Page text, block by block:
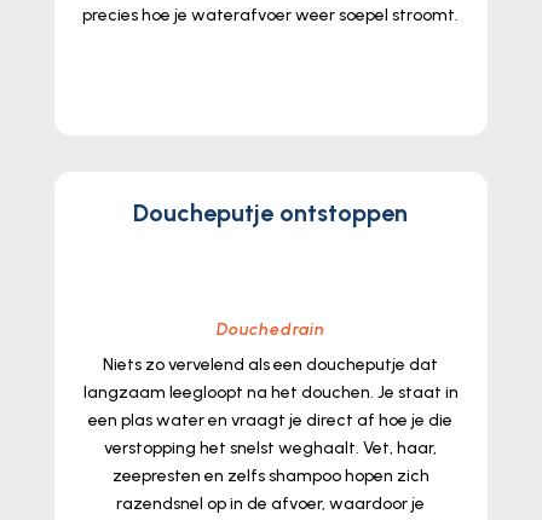
precies hoe je waterafvoer weer soepel stroomt.​
Doucheputje ontstoppen
Douchedrain
Niets zo vervelend als een doucheputje dat
langzaam leegloopt na het douchen.​ Je staat in
een plas water en vraagt je direct af hoe je die
verstopping het snelst weghaalt.​ Vet, haar,
zeepresten en zelfs shampoo hopen zich
razendsnel op in de afvoer, waardoor je